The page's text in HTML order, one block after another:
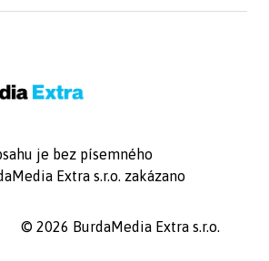
je bez písemného
Extra s.r.o. zakázano
© 2026 BurdaMedia Extra s.r.o.